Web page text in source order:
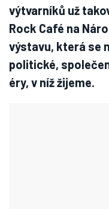
výtvarníků už
Rock Café na
výstavu, která se
politické,
éry, v níž žijeme.